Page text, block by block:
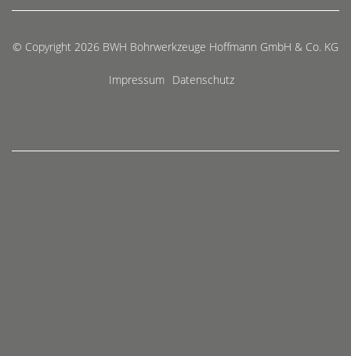
© Copyright 2026 BWH Bohrwerkzeuge Hoffmann GmbH & Co. KG
Impressum Datenschutz